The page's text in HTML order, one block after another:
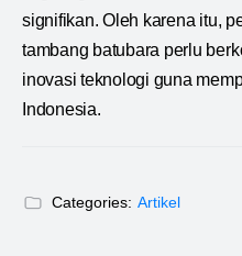
signifikan. Oleh karena itu,
tambang batubara perlu
inovasi teknologi guna
Indonesia.
Categories: Artikel